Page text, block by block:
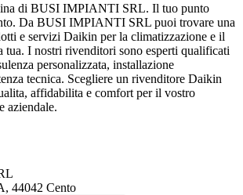
di BUSI IMPIANTI SRL. Il tuo punto
Da BUSI IMPIANTI SRL puoi trovare una
e servizi Daikin per la climatizzazione e il
tua. I nostri rivenditori sono esperti qualificati
personalizzata, installazione
tecnica. Scegliere un rivenditore Daikin
affidabilita e comfort per il vostro
aziendale.
44042 Cento